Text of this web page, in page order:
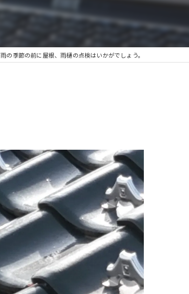
雨の季節の前に屋根、雨樋の点検はいかがでしょう。